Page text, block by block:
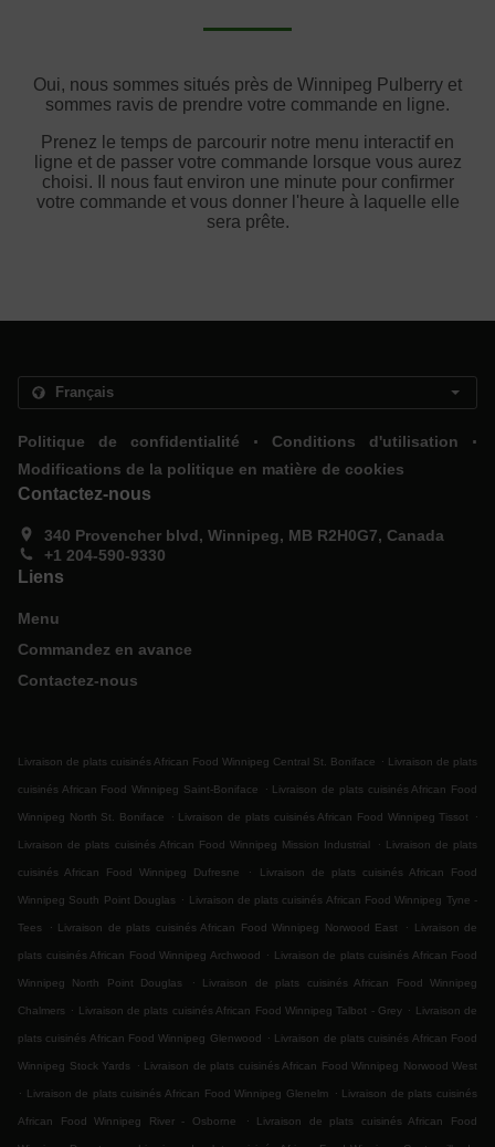
Oui, nous sommes situés près de Winnipeg Pulberry et
sommes ravis de prendre votre commande en ligne.
Prenez le temps de parcourir notre menu interactif en
ligne et de passer votre commande lorsque vous aurez
choisi. Il nous faut environ une minute pour confirmer
votre commande et vous donner l'heure à laquelle elle
sera prête.
Politique de confidentialité . Conditions d'utilisation .
Modifications de la politique en matière de cookies
Contactez-nous
340 Provencher blvd, Winnipeg, MB R2H0G7, Canada
+1 204-590-9330
Liens
Menu
Commandez en avance
Contactez-nous
Livraison de plats cuisinés African Food Winnipeg Central St. Boniface . Livraison de plats
cuisinés African Food Winnipeg Saint-Boniface . Livraison de plats cuisinés African Food
Winnipeg North St. Boniface . Livraison de plats cuisinés African Food Winnipeg Tissot .
Livraison de plats cuisinés African Food Winnipeg Mission Industrial . Livraison de plats
cuisinés African Food Winnipeg Dufresne . Livraison de plats cuisinés African Food
Winnipeg South Point Douglas . Livraison de plats cuisinés African Food Winnipeg Tyne -
Tees . Livraison de plats cuisinés African Food Winnipeg Norwood East . Livraison de
plats cuisinés African Food Winnipeg Archwood . Livraison de plats cuisinés African Food
Winnipeg North Point Douglas . Livraison de plats cuisinés African Food Winnipeg
Chalmers . Livraison de plats cuisinés African Food Winnipeg Talbot - Grey . Livraison de
plats cuisinés African Food Winnipeg Glenwood . Livraison de plats cuisinés African Food
Winnipeg Stock Yards . Livraison de plats cuisinés African Food Winnipeg Norwood West
. Livraison de plats cuisinés African Food Winnipeg Glenelm . Livraison de plats cuisinés
African Food Winnipeg River - Osborne . Livraison de plats cuisinés African Food